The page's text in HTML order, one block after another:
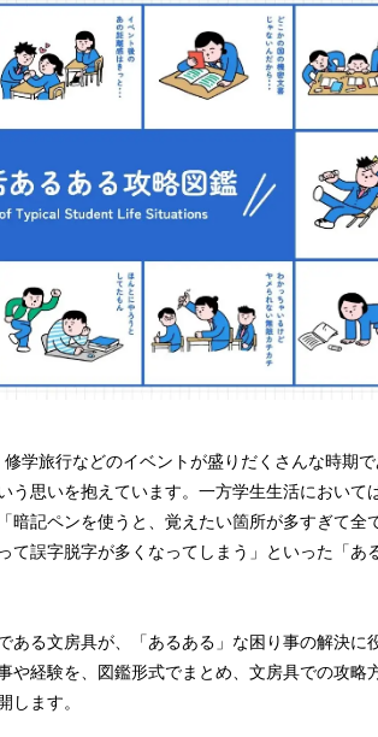
み
で
す
学旅行などのイベントが盛りだくさんな時期
う思いを抱えています。一方学生生活において
暗記ペンを使うと、覚えたい箇所が多すぎて全
て誤字脱字が多くなってしまう」といった「あ
ある文房具が、「あるある」な困り事の解決に
や経験を、図鑑形式でまとめ、文房具での攻略
します。